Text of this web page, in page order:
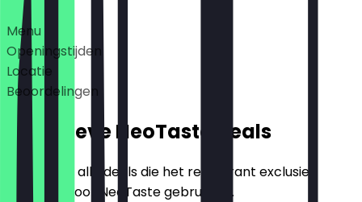
Deals
Menu
Openingstijden
Locatie
Beoordelingen
Exclusieve NeoTaste Deals
Hier vind je alle deals die het restaurant exclusief
aanbiedt voor NeoTaste gebruikers.